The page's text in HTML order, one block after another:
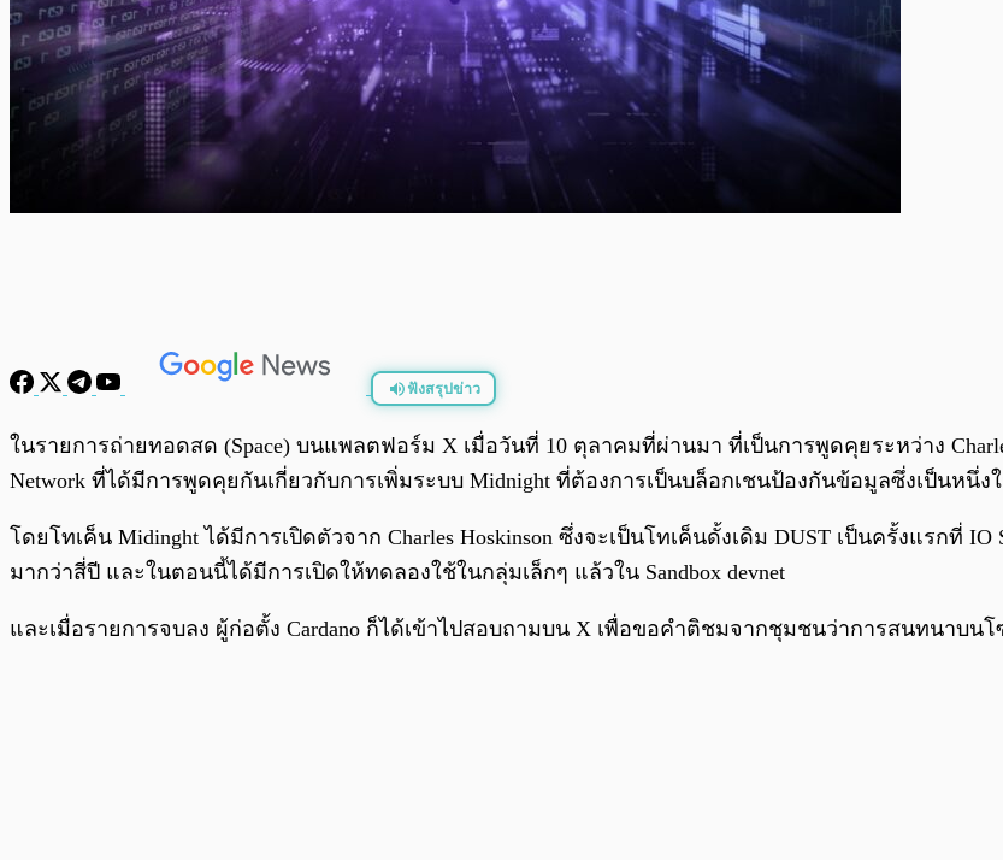
ฟังสรุปข่าว
พร้อมเล่น
ในรายการถ่ายทอดสด (Space) บนแพลตฟอร์ม X เมื่อวันที่ 10 ตุลาคมที่ผ่านมา ที่เป็นการพูดคุยระหว่าง
Network ที่ได้มีการพูดคุยกันเกี่ยวกับการเพิ่มระบบ Midnight ที่ต้องการเป็นบล็อกเชนป้องกันข้อมูลซึ่งเป็นหนึ่ง
โดยโทเค็น Midinght ได้มีการเปิดตัวจาก Charles Hoskinson ซึ่งจะเป็นโทเค็นดั้งเดิม DUST เป็นครั้งแรกที่
มากว่าสี่ปี และในตอนนี้ได้มีการเปิดให้ทดลองใช้ในกลุ่มเล็กๆ แล้วใน Sandbox devnet
และเมื่อรายการจบลง ผู้ก่อตั้ง Cardano ก็ได้เข้าไปสอบถามบน X เพื่อขอคำติชมจากชุมชนว่าการสนทนาบนโ